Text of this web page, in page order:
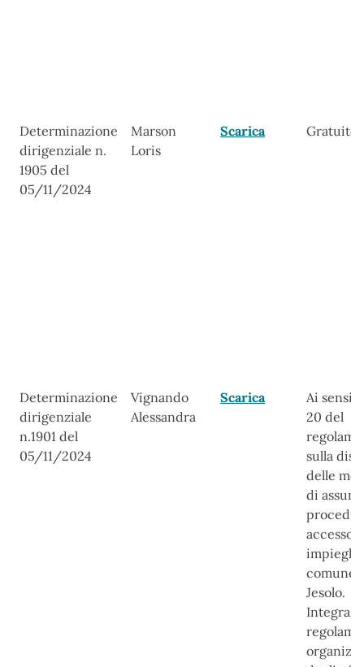
Determinazione
dirigenziale n.
1905 del
05/11/2024
Marson
Loris
Scarica Gratuito
Determinazione
dirigenziale
n.1901 del
05/11/2024
Vignando
Alessandra
Scarica
Ai sensi
20 del
sulla
delle
di
accesso
impieghi
comune
Jesolo.